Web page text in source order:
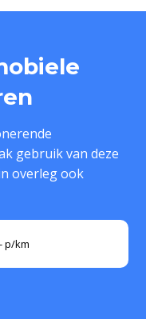
gebruik van deze
overleg ook
p/km